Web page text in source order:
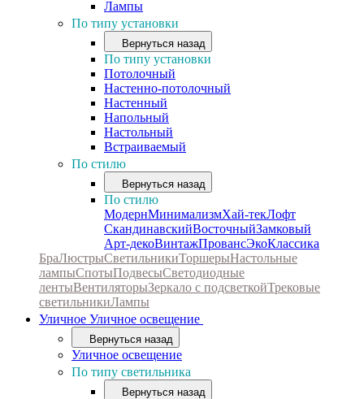
Лампы
По типу установки
Вернуться назад
По типу установки
Потолочный
Настенно-потолочный
Настенный
Напольный
Настольный
Встраиваемый
По стилю
Вернуться назад
По стилю
МодернМинимализмХай-текЛофт
СкандинавскийВосточныйЗамковый
Арт-декоВинтажПровансЭкоКлассика
БраЛюстрыСветильникиТоршерыНастольные
лампыСпотыПодвесыСветодиодные
лентыВентиляторыЗеркало с подсветкойТрековые
светильникиЛампы
Уличное Уличное освещение
Вернуться назад
Уличное освещение
По типу светильника
Вернуться назад